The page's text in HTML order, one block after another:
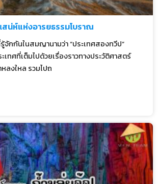
น่ห์แห่งอารยธรรมโบราณ
จักกันในสมญานามว่า “ประเทศสองทวีป”
เทศที่เต็มไปด้วยเรื่องราวทางประวัติศาสตร์
ลงใหล รวมไปถ